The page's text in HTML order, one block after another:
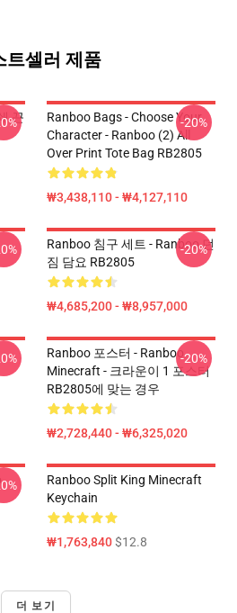
트셀러 제품
끈
Ranboo Bags - Choose Your
Character - Ranboo (2) All
Over Print Tote Bag RB2805
₩3,438,110 - ₩4,127,110
-20%
Ranboo 침구 세트 - Ranboo 던
짐 담요 RB2805
₩4,685,200 - ₩8,957,000
-20%
Ranboo 포스터 - Ranboo
Minecraft - 크라운이 1 포스터
RB2805에 맞는 경우
₩2,728,440 - ₩6,325,020
-20%
Ranboo Split King Minecraft
Keychain
₩1,763,840$12.8
더 보기